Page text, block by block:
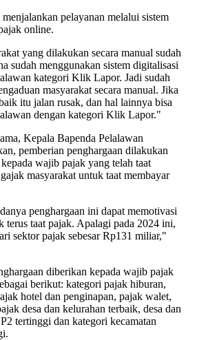
pelayanan melalui sistem
online.
yang dilakukan secara manual sudah
sudah menggunakan sistem digitalisasi
kategori Klik Lapor. Jadi sudah
masyarakat secara manual. Jika
itu jalan rusak, dan hal lainnya bisa
dengan kategori Klik Lapor."
Kepala Bapenda Pelalawan
pemberian penghargaan dilakukan
wajib pajak yang telah taat
masyarakat untuk taat membayar
penghargaan ini dapat memotivasi
terus taat pajak. Apalagi pada 2024 ini,
sektor pajak sebesar Rp131 miliar,"
diberikan kepada wajib pajak
berikut: kategori pajak hiburan,
hotel dan penginapan, pajak walet,
desa dan kelurahan terbaik, desa dan
tertinggi dan kategori kecamatan